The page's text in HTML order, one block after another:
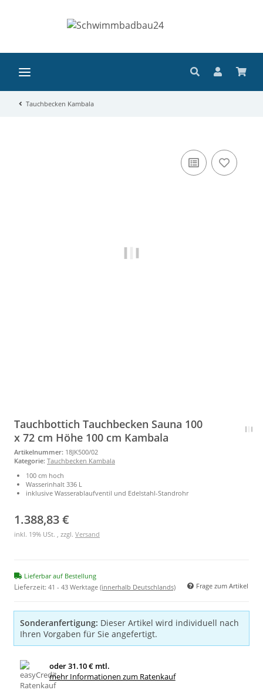
Tauchbecken Kambala
Tauchbottich Tauchbecken Sauna 100
x 72 cm Höhe 100 cm Kambala
Artikelnummer: 18JK500/02
Kategorie: Tauchbecken Kambala
100 cm hoch
Wasserinhalt 336 L
inklusive Wasserablaufventil und Edelstahl-Standrohr
1.388,83 €
inkl. 19% USt. , zzgl. Versand
Lieferbar auf Bestellung
Lieferzeit: 41 - 43 Werktage (innerhalb Deutschlands) Frage zum Artikel
Sonderanfertigung: Dieser Artikel wird individuell nach
Ihren Vorgaben für Sie angefertigt.
oder31.10 € mtl.
mehr Informationen zum Ratenkauf